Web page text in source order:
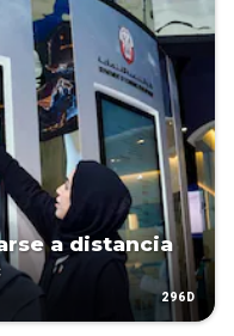
a distancia
296D